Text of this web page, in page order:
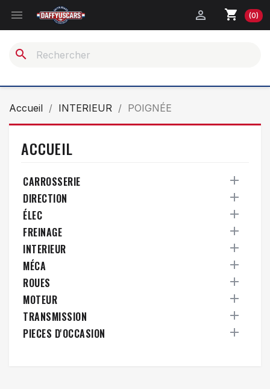
 shopping_cart (0)

search
Accueil INTERIEUR POIGNÉE
ACCUEIL
CARROSSERIE

DIRECTION

ÉLEC

FREINAGE

INTERIEUR

MÉCA

ROUES

MOTEUR

TRANSMISSION

PIECES D'OCCASION
